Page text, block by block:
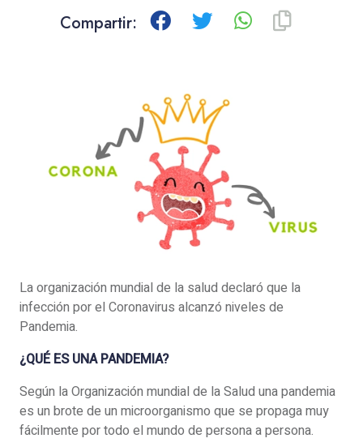
Compartir:
La organización mundial de la salud declaró que la
infección por el Coronavirus alcanzó niveles de
Pandemia.
¿QUÉ ES UNA PANDEMIA?
Según la Organización mundial de la Salud una pandemia
es un brote de un microorganismo que se propaga muy
fácilmente por todo el mundo de persona a persona.